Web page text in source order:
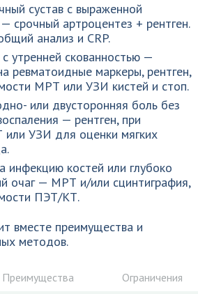
сустав с выраженной
срочный артроцентез + рентген.
анализ и CRP.
утренней скованностью —
ревматоидные маркеры, рентген,
МРТ или УЗИ кистей и стоп.
или двусторонняя боль без
— рентген, при
УЗИ для оценки мягких
инфекцию костей или глубоко
очаг — МРТ и/или сцинтиграфия,
ПЭТ/КТ.
вместе преимущества и
методов.
Преимущества
Ограничения